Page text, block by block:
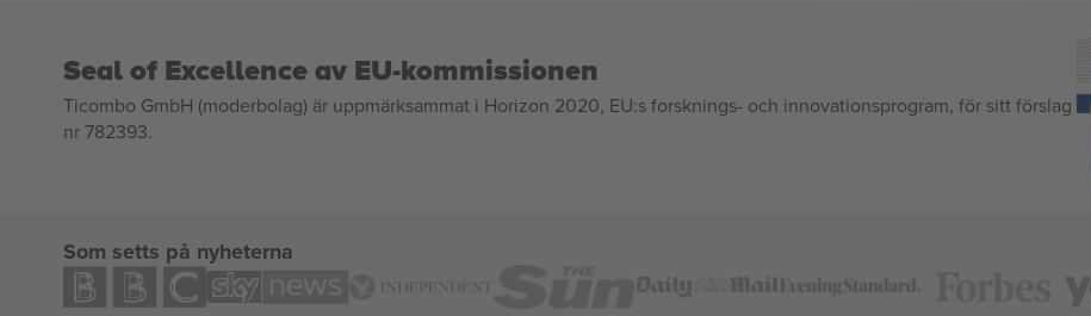
Seal of Excellence av EU-kommissionen
Ticombo GmbH (moderbolag) är uppmärksammat i Horizon 2020, EU:s forsknings- och innovationsprogram, för sitt förslag
nr 782393.
Som setts på nyheterna